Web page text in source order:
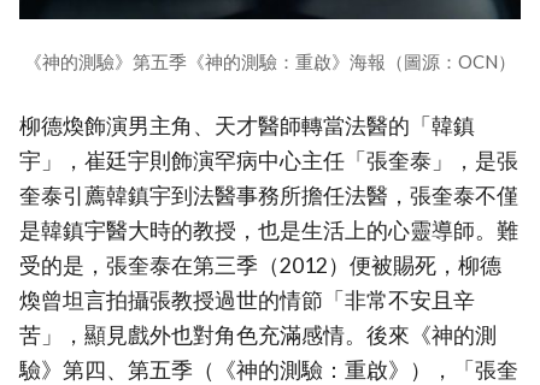
《神的測驗》第五季《神的測驗：重啟》海報（圖源：OCN）
柳德煥飾演男主角、天才醫師轉當法醫的「韓鎮
宇」，崔廷宇則飾演罕病中心主任「張奎泰」，是張
奎泰引薦韓鎮宇到法醫事務所擔任法醫，張奎泰不僅
是韓鎮宇醫大時的教授，也是生活上的心靈導師。難
受的是，張奎泰在第三季（2012）便被賜死，柳德
煥曾坦言拍攝張教授過世的情節「非常不安且辛
苦」，顯見戲外也對角色充滿感情。後來《神的測
驗》第四、第五季（《神的測驗：重啟》），「張奎